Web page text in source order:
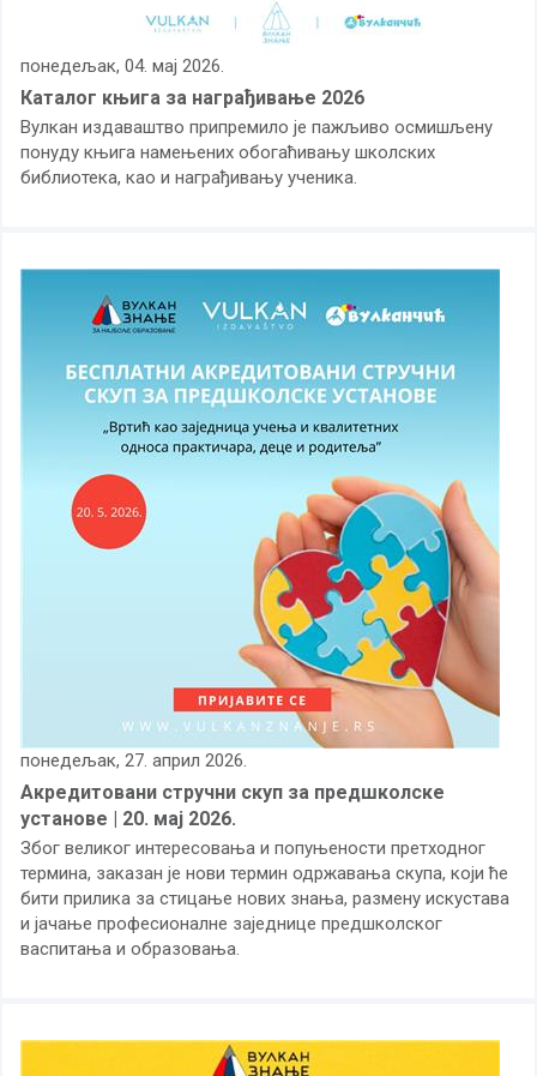
понедељак, 04. мај 2026.
Каталог књига за награђивање 2026
Вулкан издаваштво припремило је пажљиво осмишљену
понуду књига намењених обогаћивању школских
библиотека, као и награђивању ученика.
понедељак, 27. април 2026.
Акредитовани стручни скуп за предшколске
установе | 20. мај 2026.
Због великог интересовања и попуњености претходног
термина, заказан је нови термин одржавања скупа, који ће
бити прилика за стицање нових знања, размену искустава
и јачање професионалне заједнице предшколског
васпитања и образовања.